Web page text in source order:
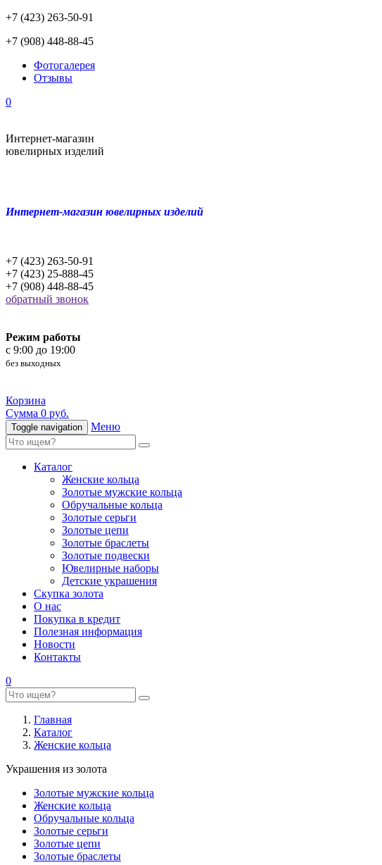
+7 (423) 263-50-91
+7 (908) 448-88-45
Фотогалерея
Отзывы
0
Интернет-магазин
ювелирных изделий
Интернет-магазин ювелирных изделий
+7 (423) 263-50-91
+7 (423) 25-888-45
+7 (908) 448-88-45
обратный звонок
Режим работы
c 9:00 до 19:00
без выходных
Корзина
Сумма 0 руб.
Toggle navigation Меню
Каталог
Женские кольца
Золотые мужские кольца
Обручальные кольца
Золотые серьги
Золотые цепи
Золотые браслеты
Золотые подвески
Ювелирные наборы
Детские украшения
Скупка золота
О нас
Покупка в кредит
Полезная информация
Новости
Контакты
0
Главная
Каталог
Женские кольца
Украшения из золота
Золотые мужские кольца
Женские кольца
Обручальные кольца
Золотые серьги
Золотые цепи
Золотые браслеты